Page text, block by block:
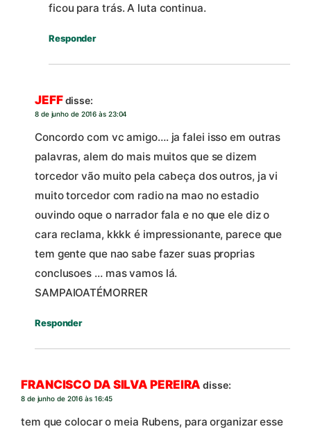
ficou para trás. A luta continua.
Responder
JEFFdisse:
8 de junho de 2016 às 23:04
Concordo com vc amigo…. ja falei isso em outras
palavras, alem do mais muitos que se dizem
torcedor vão muito pela cabeça dos outros, ja vi
muito torcedor com radio na mao no estadio
ouvindo oque o narrador fala e no que ele diz o
cara reclama, kkkk é impressionante, parece que
tem gente que nao sabe fazer suas proprias
conclusoes … mas vamos lá.
SAMPAIOATÉMORRER
Responder
FRANCISCO DA SILVA PEREIRA disse:
8 de junho de 2016 às 16:45
tem que colocar o meia Rubens, para organizar esse